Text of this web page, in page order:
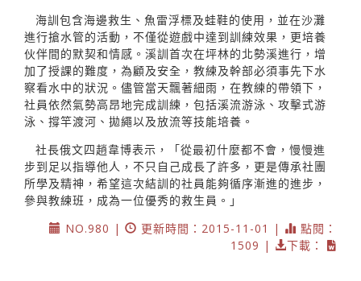
海訓包含海邊救生、魚雷浮標及蛙鞋的使用，並在沙灘
進行搶水管的活動，不僅從遊戲中達到訓練效果，更培養
伙伴間的默契和情感。溪訓首次在坪林的北勢溪進行，增
加了授課的難度，為顧及安全，教練及幹部必須事先下水
察看水中的狀況。儘管當天飄著細雨，在教練的帶領下，
社員依然氣勢高昂地完成訓練，包括溪流游泳、攻擊式游
泳、撐竿渡河、拋繩以及放流等技能培養。
社長俄文四趙韋博表示，「從最初什麼都不會，慢慢進
步到足以指導他人，不只自己成長了許多，更是傳承社團
所學及精神，希望這次結訓的社員能夠循序漸進的進步，
參與教練班，成為一位優秀的救生員。」
NO.980 |
更新時間：2015-11-01 |
點閱：
1509 |
下載：